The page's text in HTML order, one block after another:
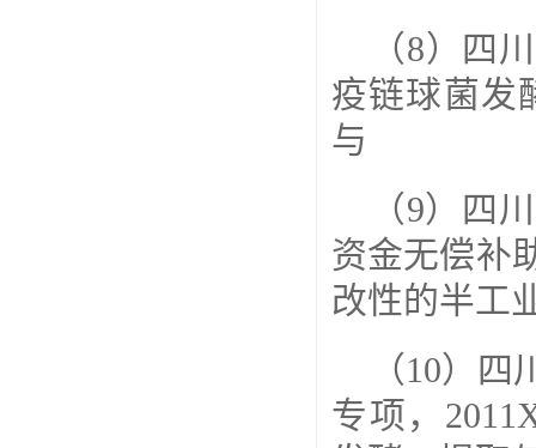
（8）四
疫链球菌发
与
（9）四
资金无偿补
改性的半工
（10）四
专项，